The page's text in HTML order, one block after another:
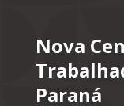
Nova
Paraná